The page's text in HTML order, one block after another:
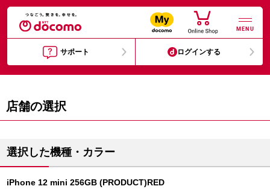
MENU
サポート ログインする
店舗の選択
選択した機種・カラー
iPhone 12 mini 256GB (PRODUCT)RED